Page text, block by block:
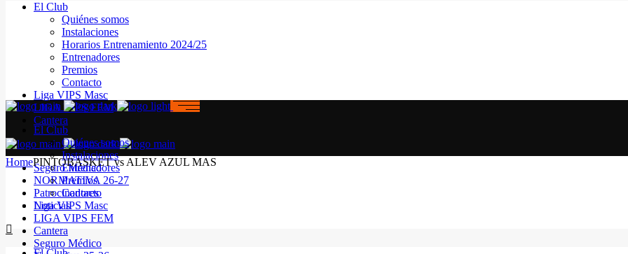
El Club
Quiénes somos
Instalaciones
Horarios Entrenamiento 2024/25
Entrenadores
Premios
Contacto
Liga VIPS Masc
LIGA VIPS FEM
Cantera
Seguro Médico
NORMATIVA 26-27
Patrocinadores
Noticias
El Club
Quiénes somos
Instalaciones
Entrenadores
Premios
Contacto
Liga VIPS Masc
LIGA VIPS FEM
Cantera
Seguro Médico
HomePINTOBASKET vs ALEV AZUL MAS